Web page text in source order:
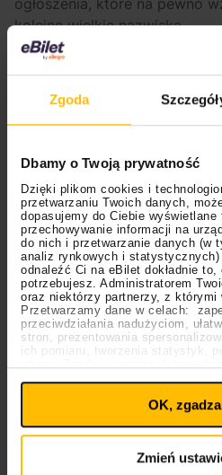
Zgoda
Dbamy o Twoją prywatność
Dzięki plikom cookies i
przetwarzaniu Twoich danych,
dopasujemy do Ciebie
przechowywanie informacji na
do nich i przetwarzanie danych (w
analiz rynkowych i statystycznych)
odnaleźć Ci na eBilet dokładnie
potrzebujesz. Administratorem
oraz niektórzy partnerzy, z którymi
Przetwarzamy dane w celach:
przeciwdziałania nadużyciom,
stron, prezentowania
ich pomiaru, tworzenia statystyk,
plików cookies
wpływa na legalność uprzedniego
Polityka plików cookies
OK,
Zmień
kolejne wielkie nazwiska.
Obecnie lista artystów
Michał Wiśniewski
MIG
Miły Pan
Skolim
Defis
WonerS
Ronnie Ferrari
Klaudia Zielińska
Masters
Extazy